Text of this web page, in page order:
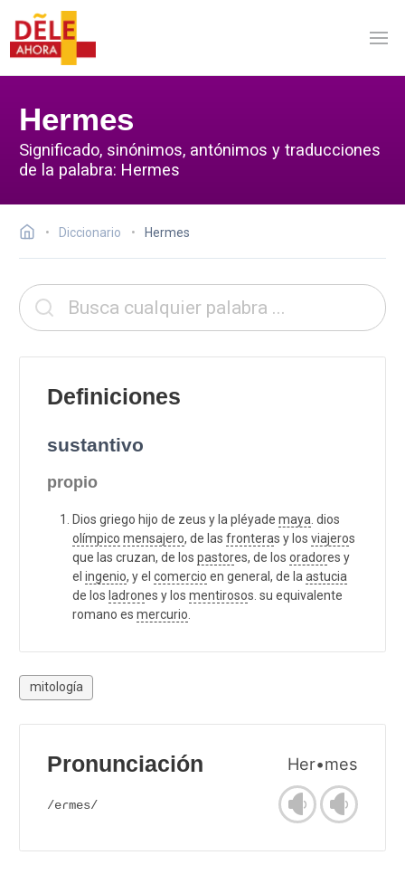
Hermes
Significado, sinónimos, antónimos y traducciones
de la palabra: Hermes
Diccionario Hermes
Definiciones
sustantivo
propio
Dios griego hijo de zeus y la pléyade maya . dios
olímpico mensajero, de las fronteras y los viajeros
que las cruzan, de los pastores, de los oradores y
el ingenio, y el comercio en general, de la astucia
de los ladrones y los mentirosos. su equivalente
romano es mercurio
mitología
Pronunciación Her•mes
/eɾmes/